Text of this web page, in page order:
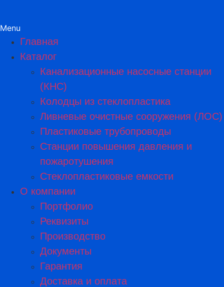
Menu
Главная
Каталог
Канализационные насосные станции
(КНС)
Колодцы из стеклопластика
Ливневые очистные сооружения (ЛОС)
Пластиковые трубопроводы​
Станции повышения давления и
пожаротушения
Стеклопластиковые емкости
О компании
Портфолио
Реквизиты
Производство
Документы
Гарантия
Доставка и оплата